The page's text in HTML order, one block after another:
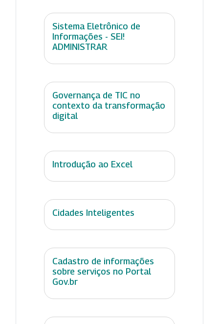
Sistema Eletrônico de
Informações - SEI!
ADMINISTRAR
Governança de TIC no
contexto da transformação
digital
Introdução ao Excel
Cidades Inteligentes
Cadastro de informações
sobre serviços no Portal
Gov.br